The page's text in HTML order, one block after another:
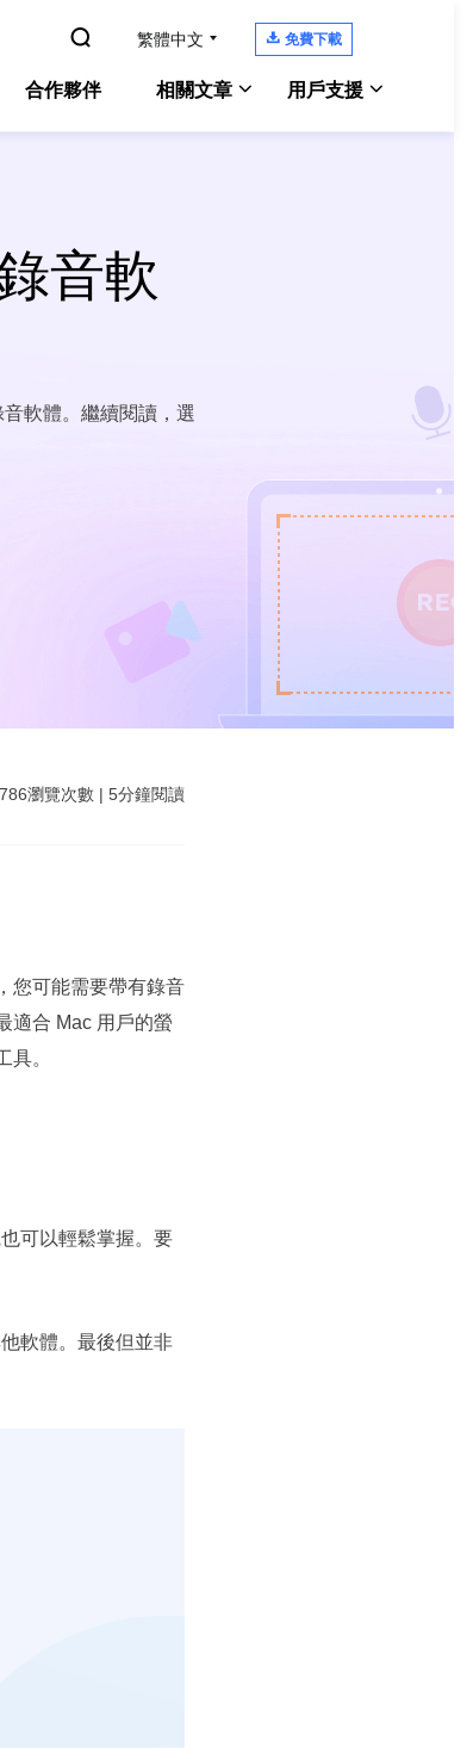
 繁體中文  免費下載
Mac 版本
合作夥伴 相關文章 用戶支援
音軟
軟體。繼續閱讀，選
786瀏覽次數 | 5分鐘閱讀
您可能需要帶有錄音
適合 Mac 用戶的螢
。
可以輕鬆掌握。要
軟體。最後但並非